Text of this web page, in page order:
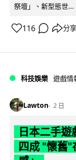
祭壇」、新型態世...
116 分享
科技娛樂 遊戲情
Lawton 2 日
日本二手
四成 "懷舊